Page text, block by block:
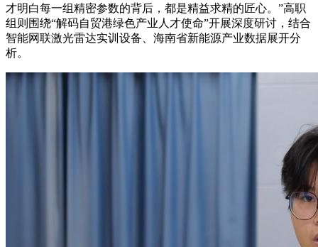
才明白每一组精密参数的背后，都是精益求精的匠心。”高职
组则围绕“解码自贸港绿色产业人才使命”开展深度研讨，结合
智能网联激光雷达实训设备、海南省新能源产业数据展开分
析。